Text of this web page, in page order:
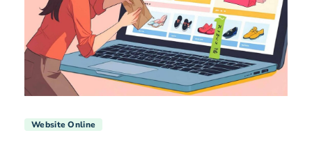
Website Online